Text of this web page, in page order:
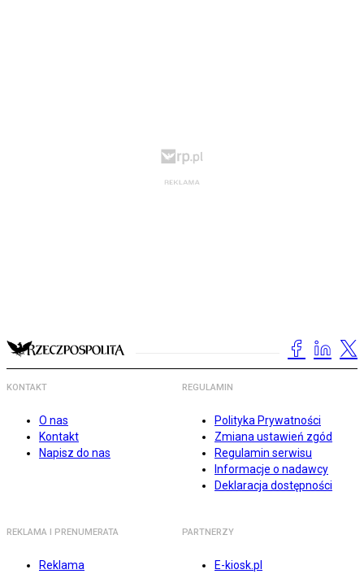
KONTAKT
O nas
Kontakt
Napisz do nas
REGULAMIN
Polityka Prywatności
Zmiana ustawień zgód
Regulamin serwisu
Informacje o nadawcy
Deklaracja dostępności
REKLAMA I PRENUMERATA
Reklama
PARTNERZY
E-kiosk.pl